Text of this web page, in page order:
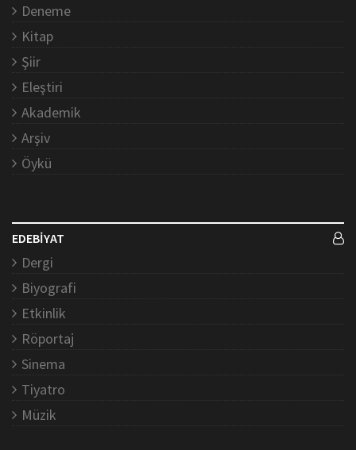
Deneme
Kitap
Şiir
Eleştiri
Akademik
Arşiv
Öykü
EDEBİYAT
Dergi
Biyografi
Etkinlik
Röportaj
Sinema
Tiyatro
Müzik